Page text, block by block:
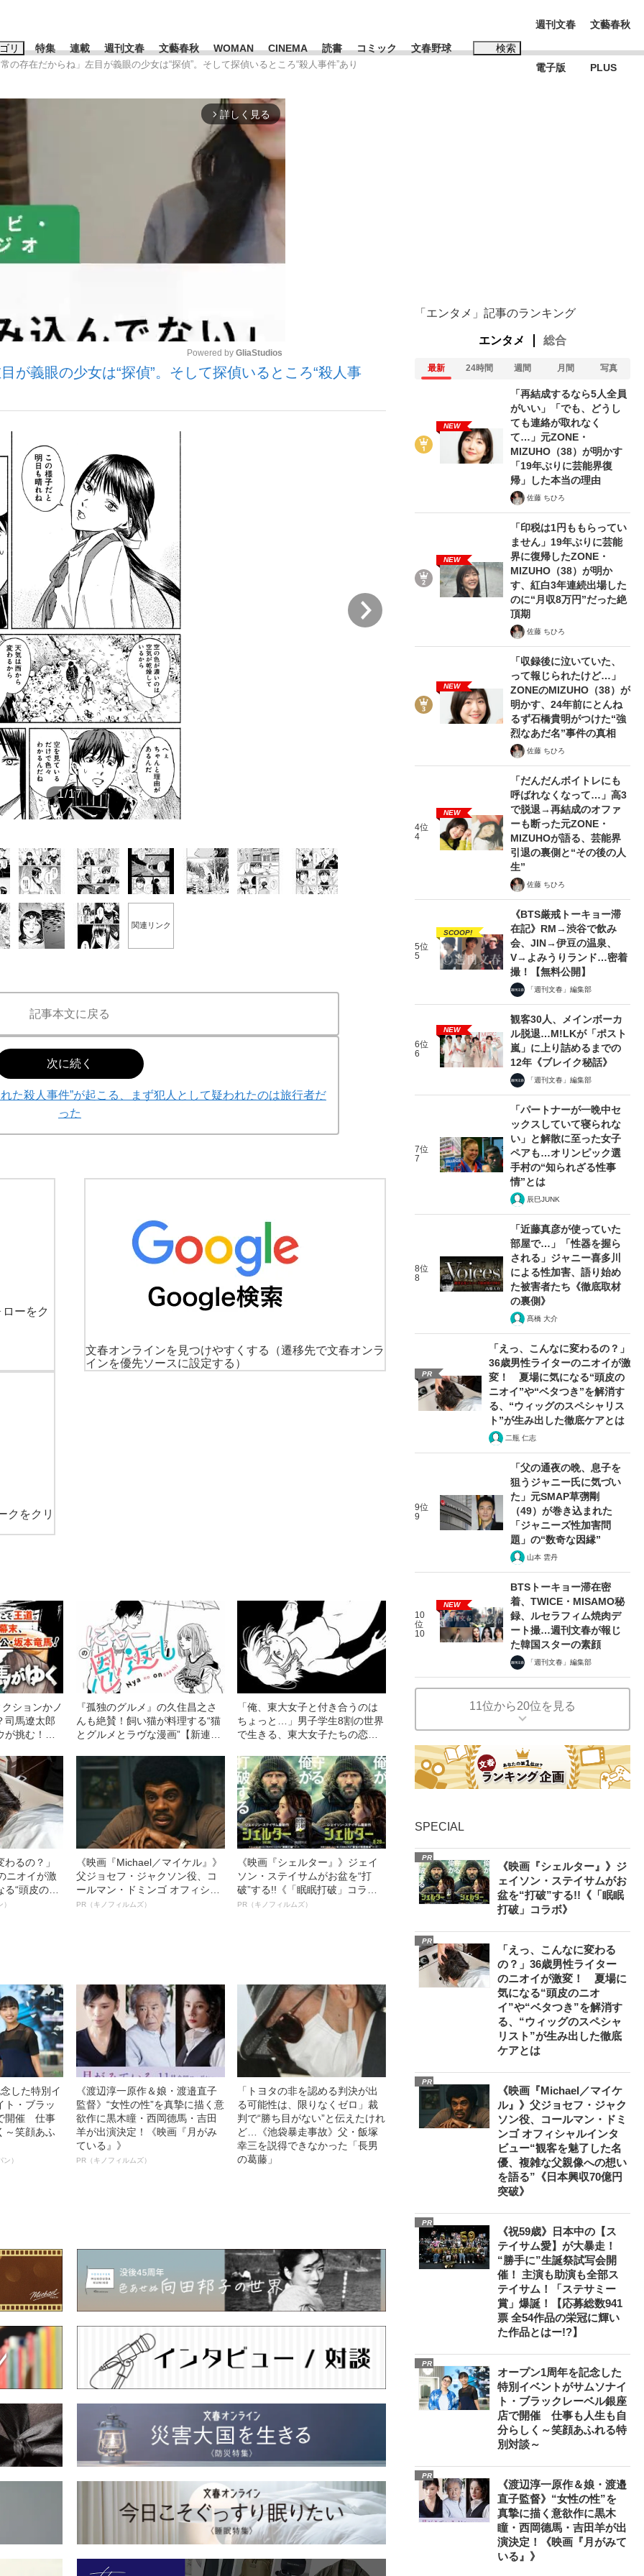
リ
”の真実 選手が明かす... 「敗因分析は一切聞かれなかった」侍ジャパン選手が証言した“NPB聞...
の国から』倉本聰氏（91...
もっと見る
特集
もっと見る
連載 週刊文春 文藝春秋 WOMAN CINEMA 読書 コミック 文春野球 検索
ワードタグ一覧
凌輝 #森岡毅 #内田有紀
亀和田武
週刊文春
電子版
文藝春秋
PLUS
の存在だからね」左目が義眼の少女は“探偵”。そして探偵いるところ“殺人事件”あり
arrow_forward_ios 詳しく見る
Powered by GliaStudios
が義眼の少女は“探偵”。そして探偵いるところ“殺人事
1/17
2/17
関連リンク
記事本文に戻る
次に続く
た殺人事件”が起こる、まず犯人として疑われたのは旅行者だ
った
ーをク
文春オンラインを見つけやすくする
（遷移先で文春オンラ
インを優先ソースに設定する）
クをクリ
ションかノ
司馬遼太郎
挑む！
『孤独のグルメ』の久住昌之さ
んも絶賛！飼い猫が料理する“猫
とグルメとラヴな漫画”【新連
「俺、東大女子と付き合うのは
ちょっと…」男子学生8割の世界
で生きる、東大女子たちの恋愛
るの？」
ニオイが激
“頭皮のニ
解消す
《映画『Michael／マイケル』》
父ジョセフ・ジャクソン役、コ
ールマン・ドミンゴ オフィシャ
ルインタビュー“観客を魅了した
PR（キノフィルムズ）
《映画『シェルター』》ジェイ
ソン・ステイサムがお盆を“打
破”する!!《「眠眠打破」コラ
ボ》
PR（キノフィルムズ）
した特別イ
ト・ブラッ
開催 仕事
～笑顔あふ
）
《渡辺淳一原作＆娘・渡邉直子
監督》“女性の性”を真摯に描く意
欲作に黒木瞳・西岡德馬・吉田
羊が出演決定！《映画『月がみ
ている』》
PR（キノフィルムズ）
「トヨタの非を認める判決が出
る可能性は、限りなくゼロ」裁
判で“勝ち目がない”と伝えたけれ
ど…《池袋暴走事故》父・飯塚
幸三を説得できなかった「長男
の葛藤」
「エンタメ」記事のランキング
エンタメ 総合
最新 24時間 週間 月間 写真
NEW
「再結成するなら5人全員
がいい」「でも、どうし
ても連絡が取れなく
て…」元ZONE・
MIZUHO（38）が明かす
「19年ぶりに芸能界復
帰」した本当の理由
佐藤 ちひろ
NEW
「印税は1円ももらってい
ません」19年ぶりに芸能
界に復帰したZONE・
MIZUHO（38）が明か
す、紅白3年連続出場した
のに“月収8万円”だった絶
頂期
佐藤 ちひろ
NEW
「収録後に泣いていた、
って報じられたけど…」
ZONEのMIZUHO（38）が
明かす、24年前にとんね
るず石橋貴明がつけた“強
烈なあだ名”事件の真相
佐藤 ちひろ
4位
4
NEW
「だんだんボイトレにも
呼ばれなくなって…」高3
で脱退→再結成のオファ
ーも断った元ZONE・
MIZUHOが語る、芸能界
引退の裏側と“その後の人
生”
佐藤 ちひろ
5位
5
SCOOP!
《BTS厳戒トーキョー滞
在記》RM→渋谷で飲み
会、JIN→伊豆の温泉、
V→よみうりランド…密着
撮！【無料公開】
「週刊文春」編集部
6位
6
NEW
観客30人、メインボーカ
ル脱退…M!LKが「ポスト
嵐」に上り詰めるまでの
12年《ブレイク秘話》
「週刊文春」編集部
7位
7
「パートナーが一晩中セ
ックスしていて寝られな
い」と解散に至った女子
ペアも…オリンピック選
手村の“知られざる性事
情”とは
辰巳JUNK
8位
8
「近藤真彦が使っていた
部屋で…」「性器を握ら
される」ジャニー喜多川
による性加害、語り始め
た被害者たち《徹底取材
の裏側》
髙橋 大介
PR
「えっ、こんなに変わるの？」
36歳男性ライターのニオイが激
変！ 夏場に気になる“頭皮の
ニオイ”や“ベタつき”を解消す
る、“ウィッグのスペシャリス
ト”が生み出した徹底ケアとは
二瓶 仁志
9位
9
「父の通夜の晩、息子を
狙うジャニー氏に気づい
た」元SMAP草彅剛
（49）が巻き込まれた
「ジャニーズ性加害問
題」の“数奇な因縁”
山本 雲丹
10
位
10
NEW
BTSトーキョー滞在密
着、TWICE・MISAMO秘
録、ルセラフィム焼肉デ
ート撮…週刊文春が報じ
た韓国スターの素顔
「週刊文春」編集部
11位から20位を見る
SPECIAL
PR
《映画『シェルター』》ジ
ェイソン・ステイサムがお
盆を“打破”する!!《「眠眠
打破」コラボ》
PR
「えっ、こんなに変わる
の？」36歳男性ライター
のニオイが激変！ 夏場に
気になる“頭皮のニオ
イ”や“ベタつき”を解消す
る、“ウィッグのスペシャ
リスト”が生み出した徹底
ケアとは
PR
《映画『Michael／マイケ
ル』》父ジョセフ・ジャク
ソン役、コールマン・ドミ
ンゴ オフィシャルインタ
ビュー“観客を魅了した名
優、複雑な父親像への想い
を語る”《日本興収70億円
突破》
PR
《祝59歳》日本中の【ス
テイサム愛】が大暴走！
“勝手に”生誕祭試写会開
催！ 主演も助演も全部ス
テイサム！「ステサミー
賞」爆誕！【応募総数941
票 全54作品の栄冠に輝い
た作品とはー!?】
PR
オープン1周年を記念した
特別イベントがサムソナイ
ト・ブラックレーベル銀座
店で開催 仕事も人生も自
分らしく～笑顔あふれる特
別対談～
PR
《渡辺淳一原作＆娘・渡邉
直子監督》“女性の性”を
真摯に描く意欲作に黒木
瞳・西岡德馬・吉田羊が出
演決定！《映画『月がみて
いる』》